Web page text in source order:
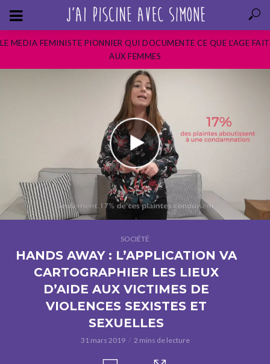
LE MEDIA FEMINISTE PIONNIER QUI DOCUMENTE CE QUE L’AGE FAIT
AUX FEMMES
SOCIÉTÉ
HANDS AWAY : L’APPLICATION VA
CARTOGRAPHIER LES LIEUX
D’AIDE AUX VICTIMES DE
VIOLENCES SEXISTES ET
SEXUELLES
31 mars 2019 2 mins de lecture